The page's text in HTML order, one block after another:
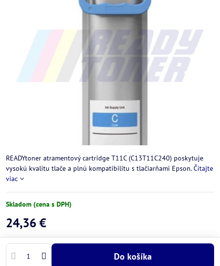
READYtoner atramentový cartridge T11C (C13T11C240) poskytuje
vysokú kvalitu tlače a plnú kompatibilitu s tlačiarňami Epson.Čítajte
viac
Skladom (cena s DPH)
24,36 €
Do košíka